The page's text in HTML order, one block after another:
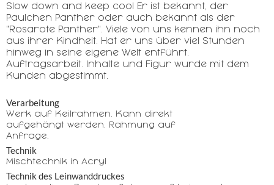
Slow down and keep cool Er ist bekannt, der
Paulchen Panther oder auch bekannt als der
"Rosarote Panther". Viele von uns kennen ihn noch
aus ihrer Kindheit. Hat er uns über viel Stunden
hinweg in seine eigene Welt entführt.
Auftragsarbeit. Inhalte und Figur wurde mit dem
Kunden abgestimmt.
Verarbeitung
Werk auf Keilrahmen. Kann direkt
aufgehängt werden. Rahmung auf
Anfrage.
Technik
Mischtechnik in Acryl
Technik des Leinwanddruckes